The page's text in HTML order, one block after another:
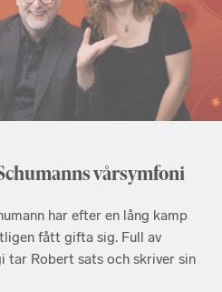
vårsymfoni
har efter en lång kamp
fått gifta sig. Full av
tar Robert sats och skriver sin